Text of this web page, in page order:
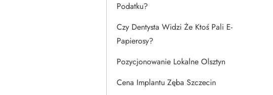
Podatku?
Czy Dentysta Widzi Że Ktoś Pali E-
Papierosy?
Pozycjonowanie Lokalne Olsztyn
Cena Implantu Zęba Szczecin